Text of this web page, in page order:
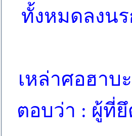
ทั้งหมดลงนร
เหล่าศอฮาบ
ตอบว่า : ผู้ที่